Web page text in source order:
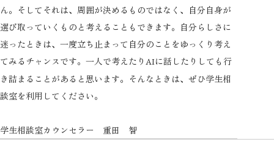
ん。そしてそれは、周囲が決めるものではなく、自分自身が
選び取っていくものと考えることもできます。自分らしさに
迷ったときは、一度立ち止まって自分のことをゆっくり考え
てみるチャンスです。一人で考えたり AIに話したりしても行
き詰まることがあると思います。そんなときは、ぜひ学生相
談室を利用してください。
学生相談室カウンセラー 重田 智